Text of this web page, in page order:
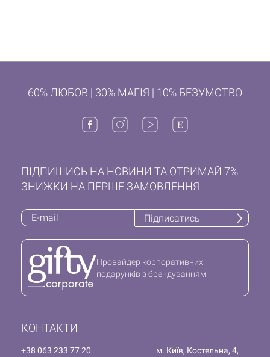
60% ЛЮБОВ | 30% МАГІЯ | 10% БЕЗУМСТВО
КОНТАКТИ
+38 063 233 77 20
м. Київ, Костельна, 4,
ПІДПИШИСЬ НА НОВИНИ ТА ОТРИМАЙ 7%
ЗНИЖКИ НА ПЕРШЕ ЗАМОВЛЕННЯ
Підписатись
Провайдер корпоративних
подарунків з брендуванням